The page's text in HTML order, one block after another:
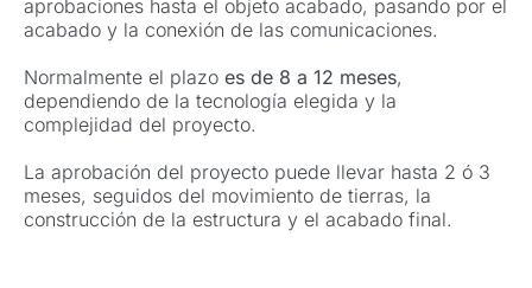
aprobaciones hasta el objeto acabado, pasando por el
acabado y la conexión de las comunicaciones.
Normalmente el plazo es de 8 a 12 meses,
dependiendo de la tecnología elegida y la
complejidad del proyecto.
La aprobación del proyecto puede llevar hasta 2 ó 3
meses, seguidos del movimiento de tierras, la
construcción de la estructura y el acabado final.